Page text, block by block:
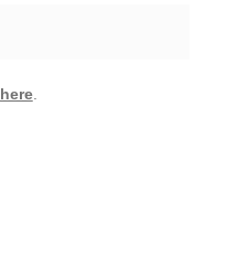
here.